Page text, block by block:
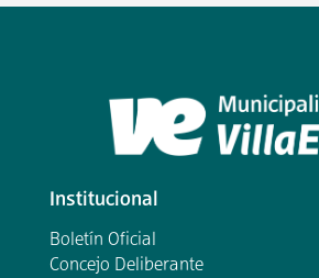
Institucional
Boletín Oficial
Concejo Deliberante